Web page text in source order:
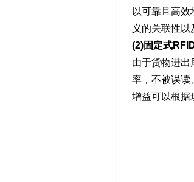
以可靠且高
义的关联性
(2)固定式
由于货物进出
率，不被误读
增益可以根据